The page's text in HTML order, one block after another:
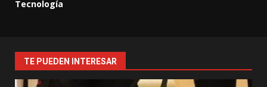
Tecnología
TE PUEDEN INTERESAR